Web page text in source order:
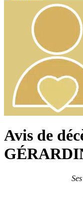
Avis de